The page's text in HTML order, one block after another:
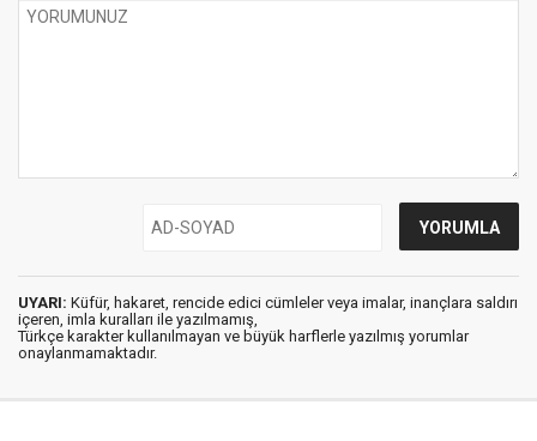
UYARI: Küfür, hakaret, rencide edici cümleler veya imalar, inançlara saldırı
içeren, imla kuralları ile yazılmamış,
Türkçe karakter kullanılmayan ve büyük harflerle yazılmış yorumlar
onaylanmamaktadır.